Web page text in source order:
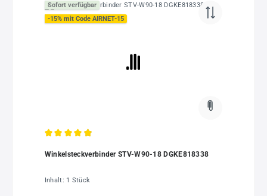
Sofort verfügbar
-15% mit Code AIRNET-15
Winkelsteckverbinder STV-W90-18 DGKE818338
Inhalt: 1 Stück